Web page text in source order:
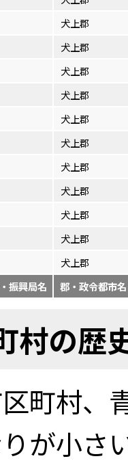
犬上郡
犬上郡
犬上郡
犬上郡
犬上郡
犬上郡
犬上郡
犬上郡
犬上郡
犬上郡
犬上郡
振興局名 郡・政令都市名
村の歴
町村、
が小さ